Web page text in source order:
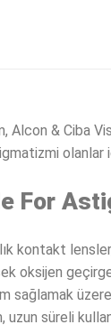
& Ciba
olanlar
For
kontakt
oksijen
süreli